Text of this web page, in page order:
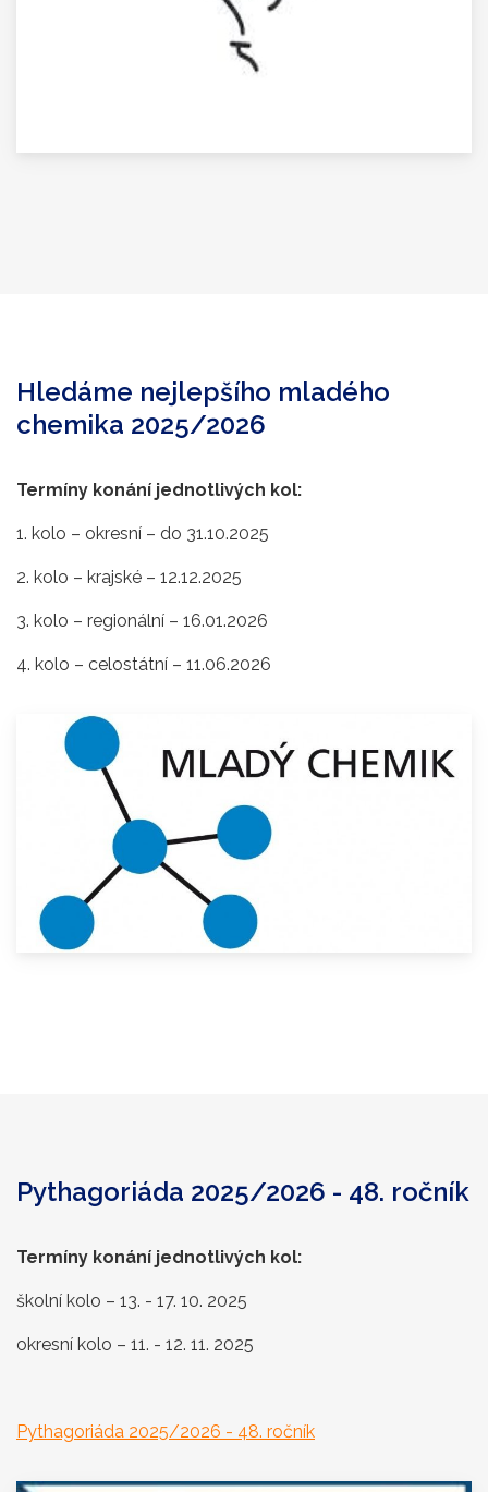
Hledáme nejlepšího mladého
chemika 2025/2026
Termíny konání jednotlivých kol:
1. kolo – okresní – do 31.10.2025
2. kolo – krajské – 12.12.2025
3. kolo – regionální – 16.01.2026
4. kolo – celostátní – 11.06.2026
Pythagoriáda 2025/2026 - 48. ročník
Termíny konání jednotlivých kol:
školní kolo – 13. - 17. 10. 2025
okresní kolo – 11. - 12. 11. 2025
Pythagoriáda 2025/2026 - 48. ročník